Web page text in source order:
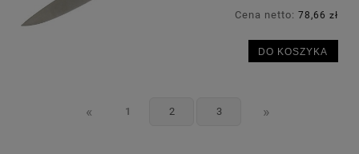
Cena netto: 78,66 zł
DO KOSZYKA
« 1 2 3 »